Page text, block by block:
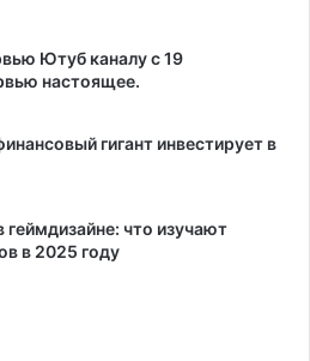
Ютуб каналу с 19
настоящее.
гигант инвестирует в
геймдизайне: что изучают
в 2025 году